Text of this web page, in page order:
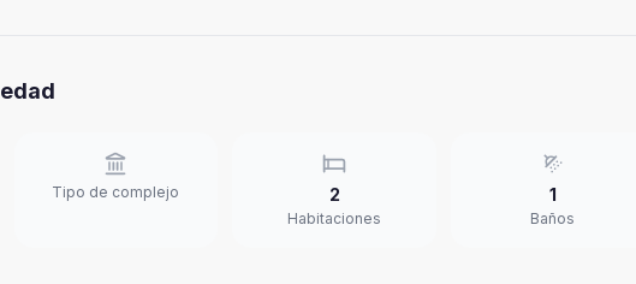
Tipo de complejo 2
Habitaciones
1
Baños